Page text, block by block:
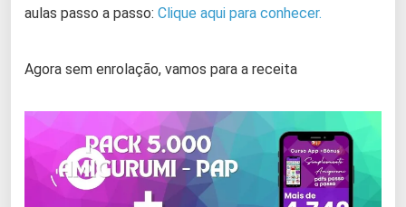
aulas passo a passo: Clique aqui para conhecer.
Agora sem enrolação, vamos para a receita